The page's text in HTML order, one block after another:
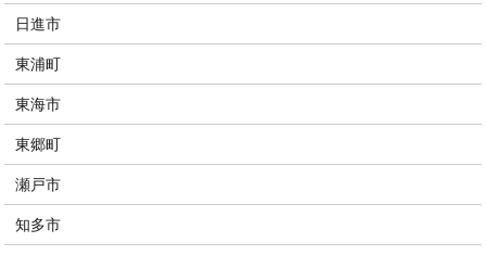
日進市
東浦町
東海市
東郷町
瀬戸市
知多市